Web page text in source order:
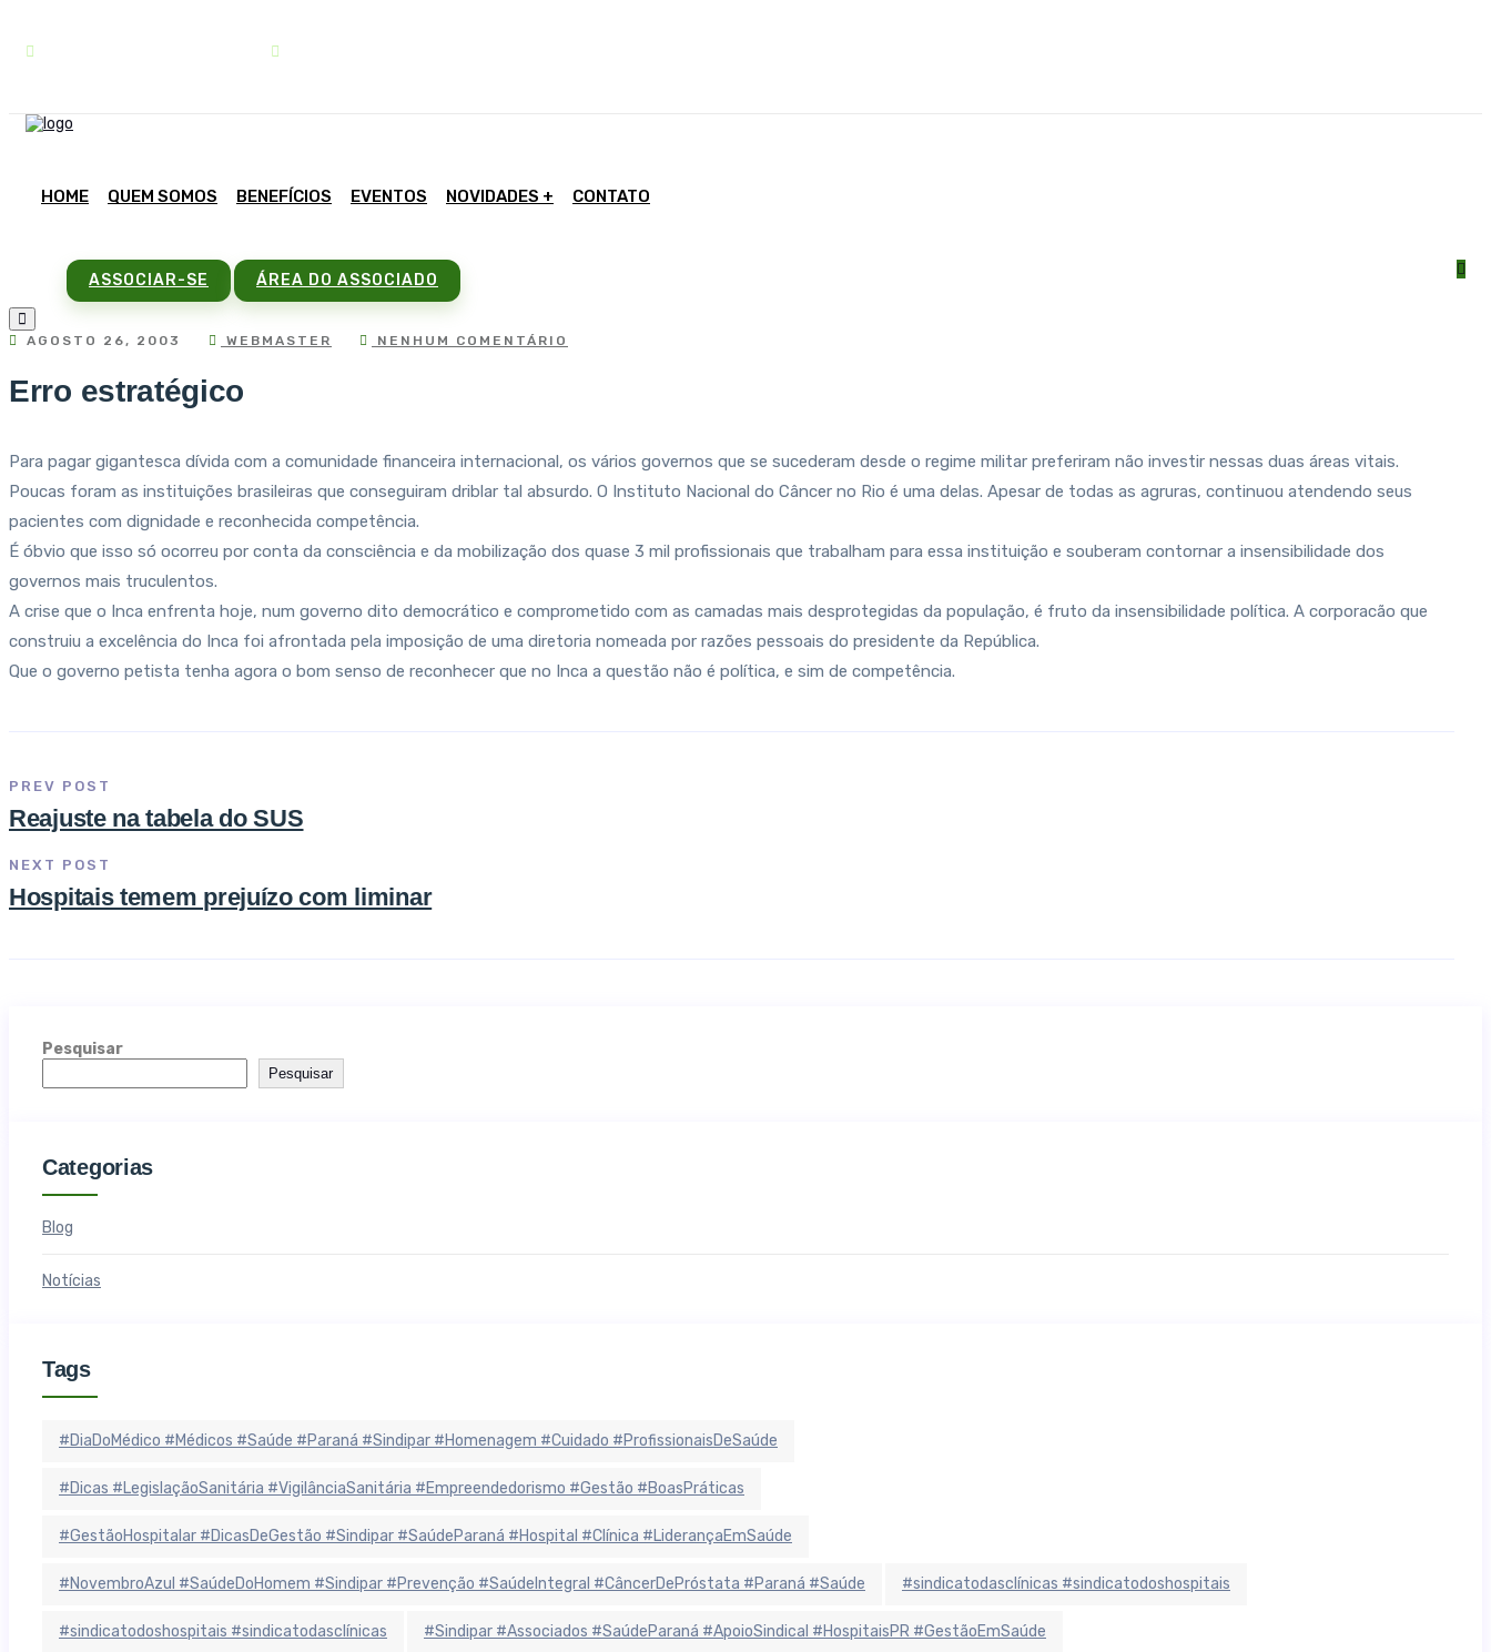
HOME QUEM SOMOS BENEFÍCIOS EVENTOS NOVIDADES CONTATO
ASSOCIAR-SE ÁREA DO ASSOCIADO
AGOSTO 26, 2003 WEBMASTER NENHUM COMENTÁRIO
Erro estratégico
Para pagar gigantesca dívida com a comunidade financeira internacional, os vários governos que se sucederam desde o regime militar preferiram não investir nessas duas áreas vitais.
Poucas foram as instituições brasileiras que conseguiram driblar tal absurdo. O Instituto Nacional do Câncer no Rio é uma delas. Apesar de todas as agruras, continuou atendendo seus
pacientes com dignidade e reconhecida competência.
É óbvio que isso só ocorreu por conta da consciência e da mobilização dos quase 3 mil profissionais que trabalham para essa instituição e souberam contornar a insensibilidade dos
governos mais truculentos.
A crise que o Inca enfrenta hoje, num governo dito democrático e comprometido com as camadas mais desprotegidas da população, é fruto da insensibilidade política. A corporacão que
construiu a excelência do Inca foi afrontada pela imposição de uma diretoria nomeada por razões pessoais do presidente da República.
Que o governo petista tenha agora o bom senso de reconhecer que no Inca a questão não é política, e sim de competência.
PREV POST
Reajuste na tabela do SUS
NEXT POST
Hospitais temem prejuízo com liminar
Pesquisar
Pesquisar
Categorias
Blog
Notícias
Tags
#DiaDoMédico #Médicos #Saúde #Paraná #Sindipar #Homenagem #Cuidado #ProfissionaisDeSaúde
#Dicas #LegislaçãoSanitária #VigilânciaSanitária #Empreendedorismo #Gestão #BoasPráticas
#GestãoHospitalar #DicasDeGestão #Sindipar #SaúdeParaná #Hospital #Clínica #LiderançaEmSaúde
#NovembroAzul #SaúdeDoHomem #Sindipar #Prevenção #SaúdeIntegral #CâncerDePróstata #Paraná #Saúde #sindicatodasclínicas #sindicatodoshospitais
#sindicatodoshospitais #sindicatodasclínicas #Sindipar #Associados #SaúdeParaná #ApoioSindical #HospitaisPR #GestãoEmSaúde